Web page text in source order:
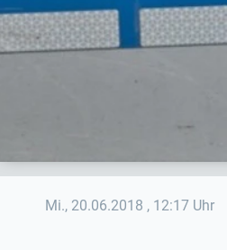
Mi., 20.06.2018 , 12:17 Uhr